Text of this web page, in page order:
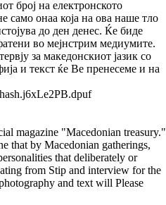
број на електронското
само онаа која на ова наше тло
до ден денес. Ќе биде
во мејнстрим медиумите.
за македонскиот јазик со
и текст ќе Ве пренесеме и на
magazine "Macedonian treasury."
that by Macedonian gatherings,
that deliberately or
from Stip and interview for the
and text will Please